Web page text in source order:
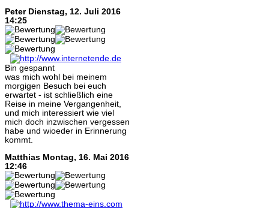
Peter Dienstag, 12. Juli 2016
14:25
Bin gespannt
was mich wohl bei meinem
morgigen Besuch bei euch
erwartet - ist schließlich eine
Reise in meine Vergangenheit,
und mich interessiert wie viel
mich doch inzwischen vergessen
habe und wioeder in Erinnerung
kommt.
Matthias Montag, 16. Mai 2016
12:46